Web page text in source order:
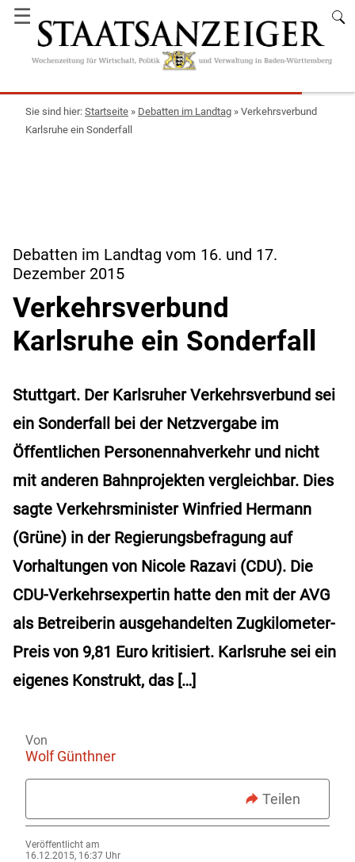
☰
Startseite » Debatten im Landtag » Verkehrsverbund
Karlsruhe ein Sonderfall
Debatten im Landtag vom 16. und 17.
Dezember 2015
Verkehrsverbund
Karlsruhe ein Sonderfall
Stuttgart. Der Karlsruher Verkehrsverbund sei
ein Sonderfall bei der Netzvergabe im
Öffentlichen Personennahverkehr und nicht
mit anderen Bahnprojekten vergleichbar. Dies
sagte Verkehrsminister Winfried Hermann
(Grüne) in der Regierungsbefragung auf
Vorhaltungen von Nicole Razavi (CDU). Die
CDU-Verkehrsexpertin hatte den mit der AVG
als Betreiberin ausgehandelten Zugkilometer-
Preis von 9,81 Euro kritisiert. Karlsruhe sei ein
eigenes Konstrukt, das […]
Von
Wolf Günthner
Teilen
Veröffentlicht am
16.12.2015, 16:37 Uhr